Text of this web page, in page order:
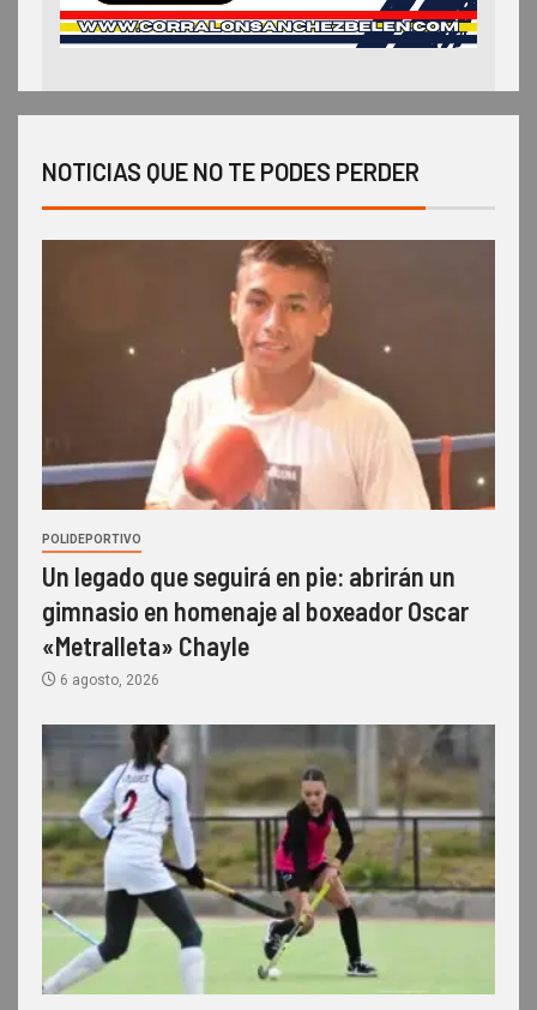
NOTICIAS QUE NO TE PODES PERDER
POLIDEPORTIVO
Un legado que seguirá en pie: abrirán un
gimnasio en homenaje al boxeador Oscar
«Metralleta» Chayle
6 agosto, 2026